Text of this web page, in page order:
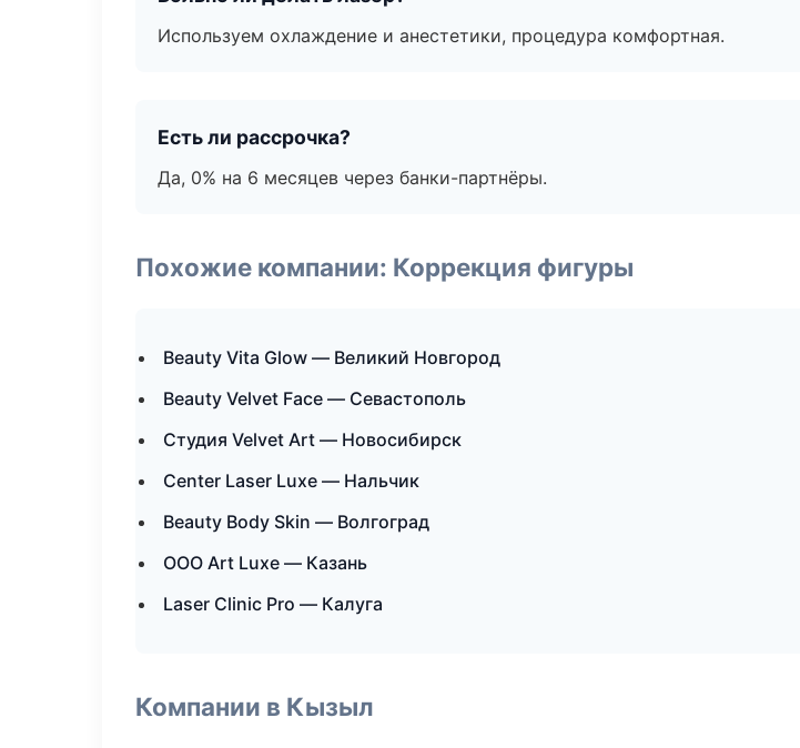
Используем охлаждение и анестетики, процедура комфортная.
Есть ли рассрочка?
Да, 0% на 6 месяцев через банки-партнёры.
Похожие компании: Коррекция фигуры
Beauty Vita Glow — Великий Новгород
Beauty Velvet Face — Севастополь
Студия Velvet Art — Новосибирск
Center Laser Luxe — Нальчик
Beauty Body Skin — Волгоград
ООО Art Luxe — Казань
Laser Clinic Pro — Калуга
Компании в Кызыл